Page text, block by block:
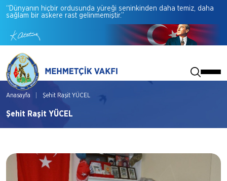
“Dünyanın hiçbir ordusunda yüreği seninkinden daha temiz, daha
sağlam bir askere rast gelinmemiştir.”
Anasayfa Şehit Raşit YÜCEL
Şehit Raşit YÜCEL